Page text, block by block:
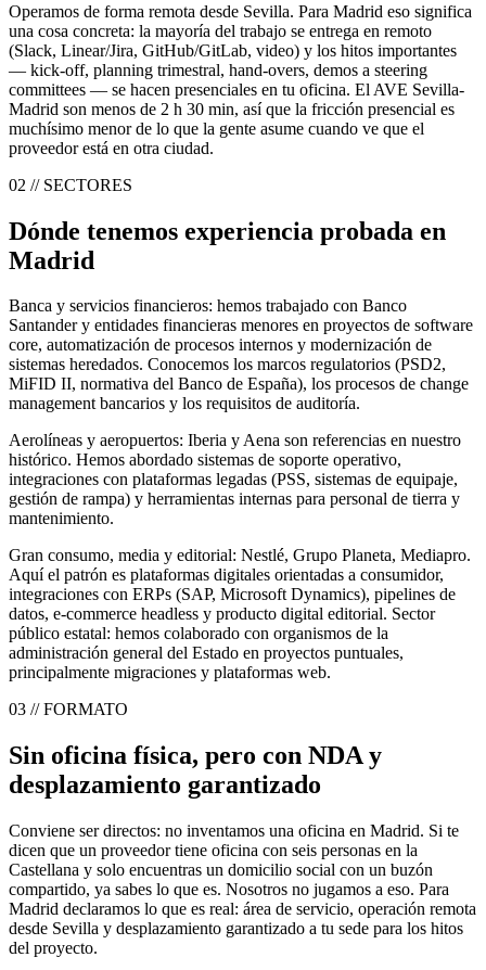
Operamos de forma remota desde Sevilla. Para Madrid eso significa
una cosa concreta: la mayoría del trabajo se entrega en remoto
(Slack, Linear/Jira, GitHub/GitLab, video) y los hitos importantes
— kick-off, planning trimestral, hand-overs, demos a steering
committees — se hacen presenciales en tu oficina. El AVE Sevilla-
Madrid son menos de 2 h 30 min, así que la fricción presencial es
muchísimo menor de lo que la gente asume cuando ve que el
proveedor está en otra ciudad.
02 // SECTORES
Dónde tenemos experiencia probada en
Madrid
Banca y servicios financieros: hemos trabajado con Banco
Santander y entidades financieras menores en proyectos de software
core, automatización de procesos internos y modernización de
sistemas heredados. Conocemos los marcos regulatorios (PSD2,
MiFID II, normativa del Banco de España), los procesos de change
management bancarios y los requisitos de auditoría.
Aerolíneas y aeropuertos: Iberia y Aena son referencias en nuestro
histórico. Hemos abordado sistemas de soporte operativo,
integraciones con plataformas legadas (PSS, sistemas de equipaje,
gestión de rampa) y herramientas internas para personal de tierra y
mantenimiento.
Gran consumo, media y editorial: Nestlé, Grupo Planeta, Mediapro.
Aquí el patrón es plataformas digitales orientadas a consumidor,
integraciones con ERPs (SAP, Microsoft Dynamics), pipelines de
datos, e-commerce headless y producto digital editorial. Sector
público estatal: hemos colaborado con organismos de la
administración general del Estado en proyectos puntuales,
principalmente migraciones y plataformas web.
03 // FORMATO
Sin oficina física, pero con NDA y
desplazamiento garantizado
Conviene ser directos: no inventamos una oficina en Madrid. Si te
dicen que un proveedor tiene oficina con seis personas en la
Castellana y solo encuentras un domicilio social con un buzón
compartido, ya sabes lo que es. Nosotros no jugamos a eso. Para
Madrid declaramos lo que es real: área de servicio, operación remota
desde Sevilla y desplazamiento garantizado a tu sede para los hitos
del proyecto.